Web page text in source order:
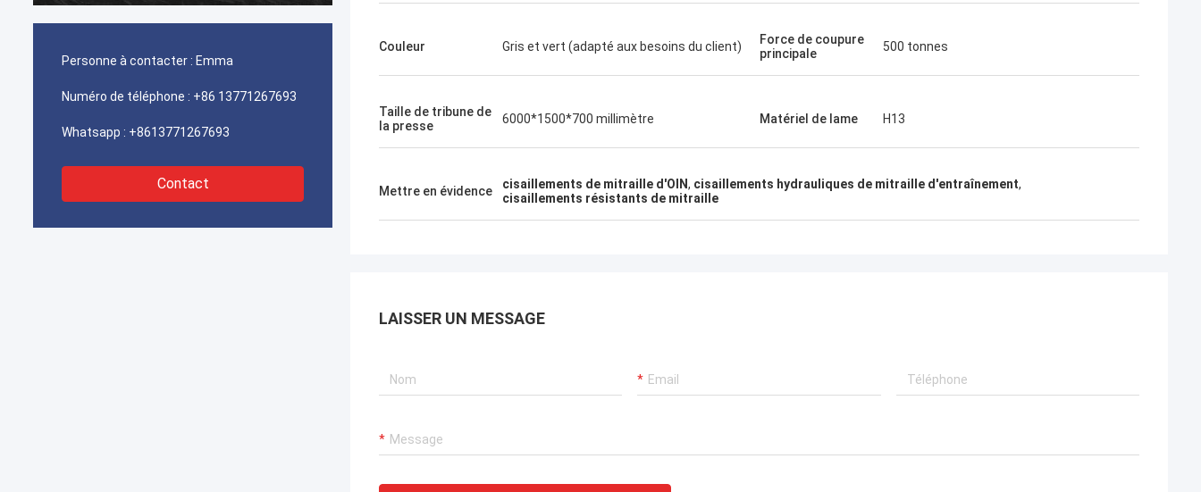
Personne à contacter : Emma
Numéro de téléphone : +86 13771267693
Whatsapp : +8613771267693
Contact
Couleur Gris et vert (adapté aux besoins du client)
Force de coupure
principale
500 tonnes
Taille de tribune de
la presse
6000*1500*700 millimètre Matériel de lame H13
Mettre en évidence cisaillements de mitraille d'OIN, cisaillements hydrauliques de mitraille d'entraînement,
cisaillements résistants de mitraille
LAISSER UN MESSAGE